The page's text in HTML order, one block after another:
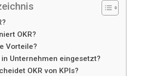
OKR?
Vorteile?
in Unternehmen eingesetzt?
OKR von KPIs?